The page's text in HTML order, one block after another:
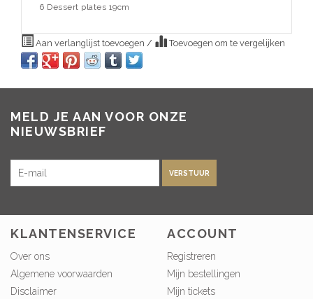
6 Dessert plates 19cm
Aan verlanglijst toevoegen / Toevoegen om te vergelijken
MELD JE AAN VOOR ONZE
NIEUWSBRIEF
VERSTUUR
KLANTENSERVICE
Over ons
Algemene voorwaarden
Disclaimer
ACCOUNT
Registreren
Mijn bestellingen
Mijn tickets